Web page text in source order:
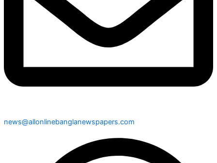
news@allonlinebanglanewspapers.com